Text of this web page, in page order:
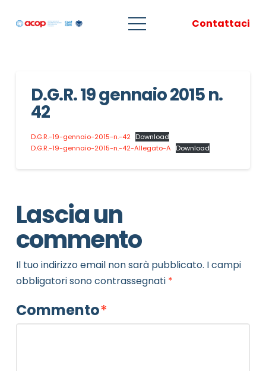
Contattaci
D.G.R. 19 gennaio 2015 n.
42
D.G.R.-19-gennaio-2015-n.-42 Download
D.G.R.-19-gennaio-2015-n.-42-Allegato-A
Download
Lascia un
commento
Il tuo indirizzo email non sarà pubblicato. I campi
obbligatori sono contrassegnati *
Commento*